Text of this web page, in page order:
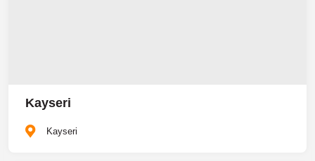
Kayseri
Kayseri